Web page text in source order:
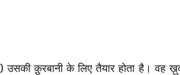
उसकी क़ुरबानी के लिए तैयार होता है।